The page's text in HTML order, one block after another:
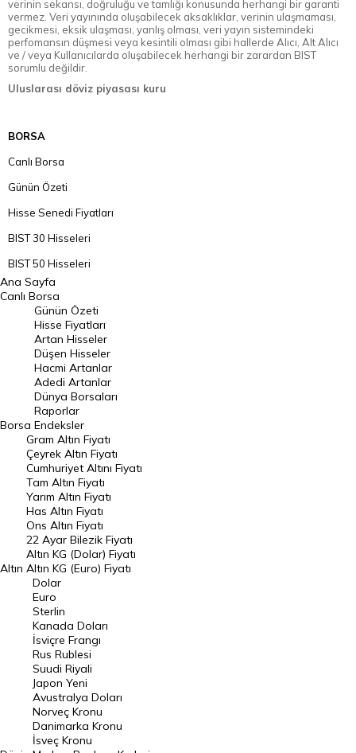
verinin sekansı, doğruluğu ve tamlığı konusunda herhangi bir garanti
vermez. Veri yayınında oluşabilecek aksaklıklar, verinin ulaşmaması,
gecikmesi, eksik ulaşması, yanlış olması, veri yayın sistemindeki
perfomansın düşmesi veya kesintili olması gibi hallerde Alıcı, Alt Alıcı
ve / veya Kullanıcılarda oluşabilecek herhangi bir zarardan BIST
sorumlu değildir.
Uluslarası döviz piyasası kuru
BORSA
Canlı Borsa
Günün Özeti
Hisse Senedi Fiyatları
BIST 30 Hisseleri
BIST 50 Hisseleri
BIST 100 Hisseleri
En Çok Artan Hisseler
En Çok Düşen Hisseler
Hacmi Artanlar
Geçmiş Kapanışlar
Dünya Borsaları
Raporlar
Endeksler
DÖVİZ
Döviz Kuru
Dolar Kuru
Euro Kuru
Pound Kuru
Frank Kuru
Riyal Kuru
Avustralya Doları
Danimarka Kronu Kuru
Kanada Doları Kuru
Ana Sayfa
Canlı Borsa
Borsa
Günün Özeti
Hisse Fiyatları
Artan Hisseler
Düşen Hisseler
Hacmi Artanlar
Adedi Artanlar
Dünya Borsaları
Raporlar
Endeksler
Altın
Gram Altın Fiyatı
Çeyrek Altın Fiyatı
Cumhuriyet Altını Fiyatı
Tam Altın Fiyatı
Yarım Altın Fiyatı
Has Altın Fiyatı
Ons Altın Fiyatı
22 Ayar Bilezik Fiyatı
Altın KG (Dolar) Fiyatı
Altın KG (Euro) Fiyatı
Dolar
Euro
Sterlin
Kanada Doları
İsviçre Frangı
Rus Rublesi
Suudi Riyali
Japon Yeni
Avustralya Doları
Norveç Kronu
Danimarka Kronu
İsveç Kronu